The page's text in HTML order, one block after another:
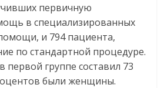
первичную
в специализированных
и 794 пациента,
по стандартной процедуре.
первой группе составил 73
были женщины.